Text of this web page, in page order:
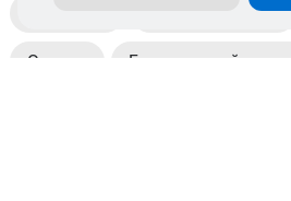
Пункты выдачи
Оплата Безналичный расчет